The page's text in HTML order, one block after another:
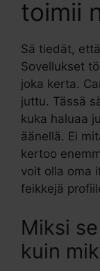
toimii
Sä tiedät,
Sovellukset
joka kerta.
juttu. Tässä
kuka haluaa
äänellä. Ei
kertoo
voit olla oma
feikkejä
Miksi
kuin